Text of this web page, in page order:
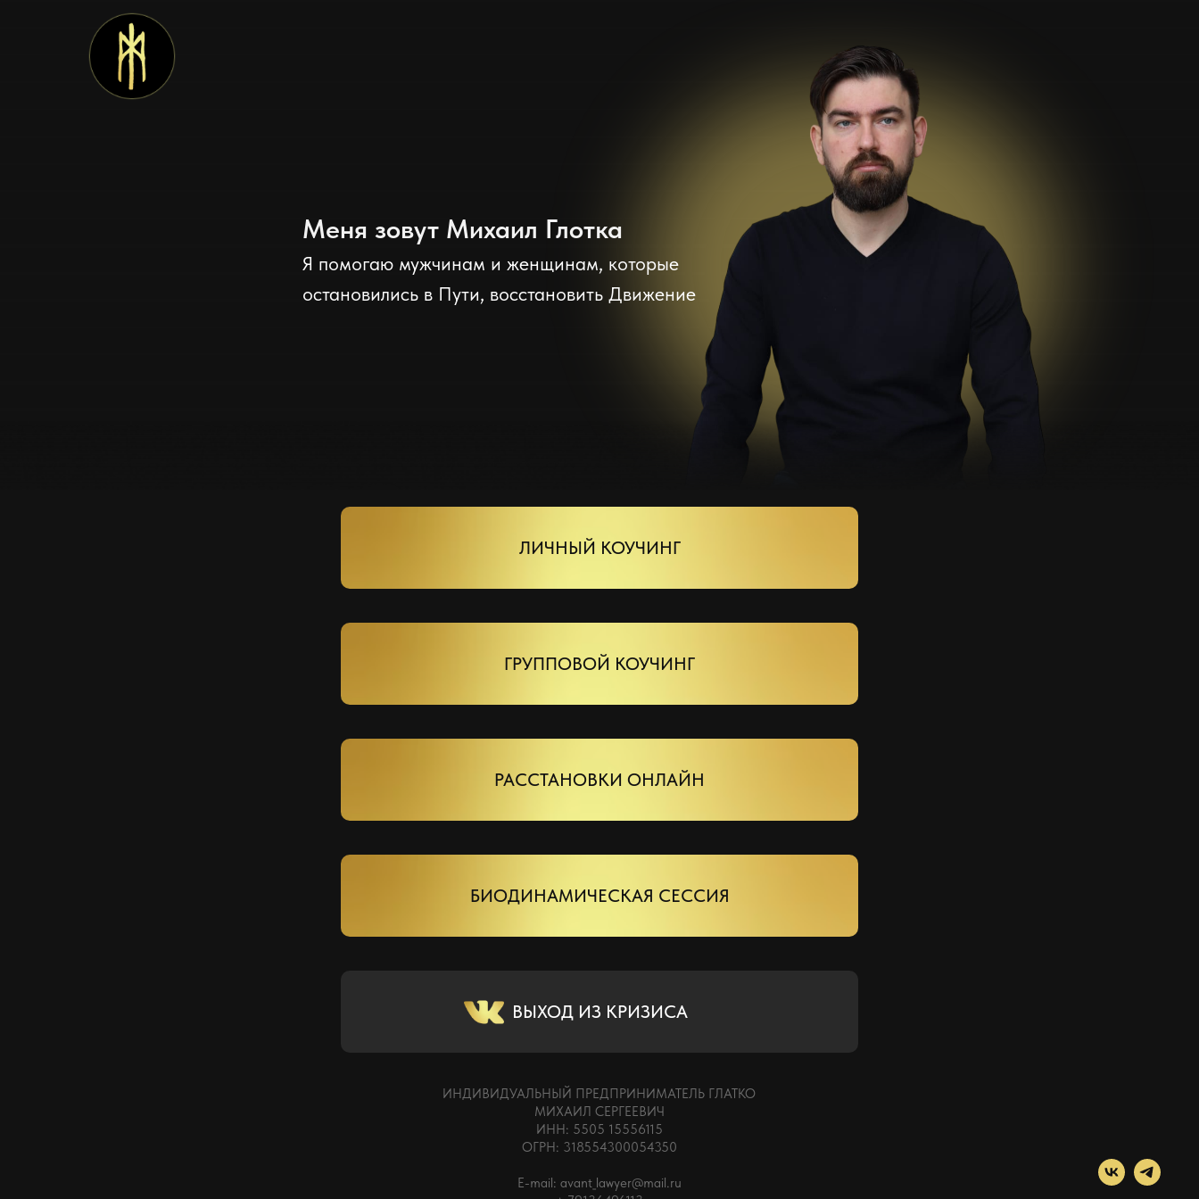
Я помогаю мужчинам и женщинам, которые
остановились в Пути, восстановить Движение
Меня зовут Михаил Глотка
ЛИЧНЫЙ КОУЧИНГ
ГРУППОВОЙ КОУЧИНГ
РАССТАНОВКИ ОНЛАЙН
БИОДИНАМИЧЕСКАЯ СЕССИЯ
ВЫХОД ИЗ КРИЗИСА
ИНДИВИДУАЛЬНЫЙ ПРЕДПРИНИМАТЕЛЬ ГЛАТКО
МИХАИЛ СЕРГЕЕВИЧ
ИНН: 5505 15556115
ОГРН: 318554300054350
E-mail: avant_lawyer@mail.ru